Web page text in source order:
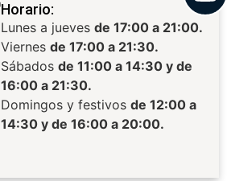
Horario:
Lunes a jueves de 17:00 a 21:00.
Viernes de 17:00 a 21:30.
Sábados de 11:00 a 14:30 y de
16:00 a 21:30.
Domingos y festivos de 12:00 a
14:30 y de 16:00 a 20:00.